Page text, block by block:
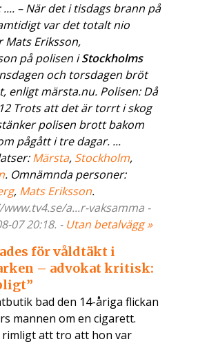
– När det i tisdags brann på
var det totalt nio
Mats Eriksson,
på polisen iStockholms
och torsdagen bröt
enligt märsta.nu. Polisen: Då
Trots att det är torrt i skog
polisen brott bakom
pågått i tre dagar. ...
Märsta, Stockholm,
. Omnämnda personer:
, Mats Eriksson.
a...r-vaksamma -
07 20:18. - Utan betalvägg »
för våldtäkt i
– advokat kritisk:
bad den 14-åriga flickan
mannen om en cigarett.
att tro att hon var